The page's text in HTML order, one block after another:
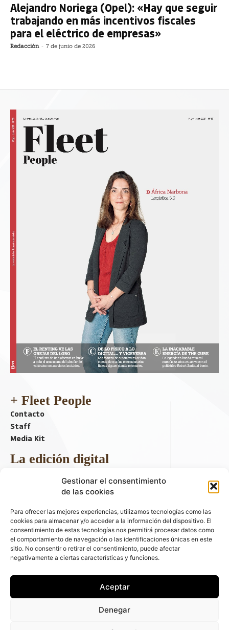
Gestionar el consentimiento
de las cookies
Para ofrecer las mejores experiencias, utilizamos tecnologías como las
cookies para almacenar y/o acceder a la información del dispositivo. El
consentimiento de estas tecnologías nos permitirá procesar datos como
el comportamiento de navegación o las identificaciones únicas en este
sitio. No consentir o retirar el consentimiento, puede afectar
negativamente a ciertas características y funciones.
Aceptar
Denegar
Alejandro Noriega (Opel): «Hay que seguir
trabajando en más incentivos fiscales
para el eléctrico de empresas»
Redacción - 7 de junio de 2026
+ Fleet People
Contacto
Staff
Media Kit
La edición digital
Descargar último ejemplar
ir a hemeroteca
+ Contenido en redes sociales
automóviles - C/ Fernández de la Hoz 70, 1ºB - 28003 - Madrid